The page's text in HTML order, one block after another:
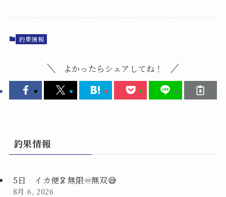
釣果情報
よかったらシェアしてね！
釣果情報
5日 イカ便🦑無限♾️無双😅
8月 6, 2026